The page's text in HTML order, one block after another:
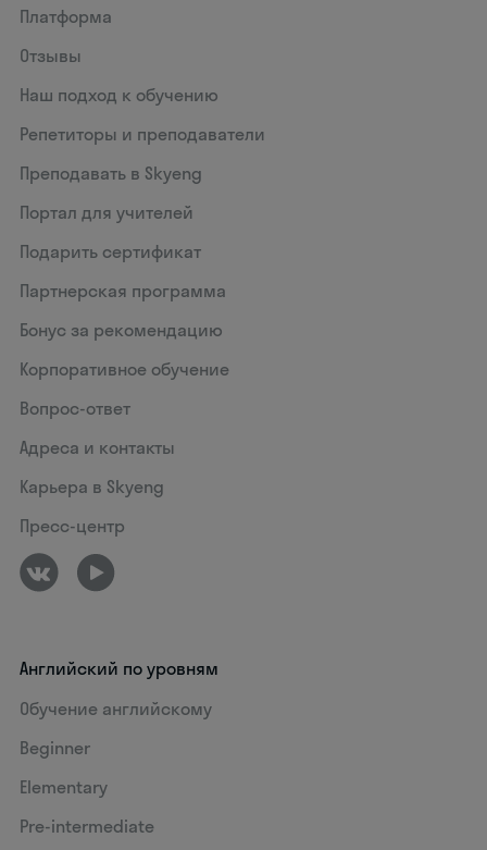
Платформа
Отзывы
Наш подход к обучению
Репетиторы и преподаватели
Преподавать в Skyeng
Портал для учителей
Подарить сертификат
Партнерская программа
Бонус за рекомендацию
Корпоративное обучение
Вопрос-ответ
Адреса и контакты
Карьера в Skyeng
Пресс-центр
Английский по уровням
Обучение английскому
Beginner
Elementary
Pre-intermediate